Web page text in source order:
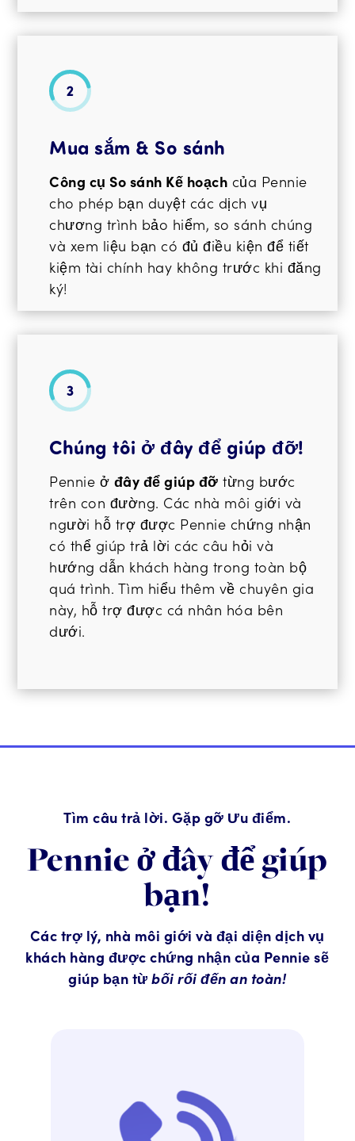
Mua sắm & So sánh
Công cụ So sánh Kế hoạch của Pennie
cho phép bạn duyệt các dịch vụ
chương trình bảo hiểm, so sánh chúng
và xem liệu bạn có đủ điều kiện để tiết
kiệm tài chính hay không trước khi đăng
ký!
Chúng tôi ở đây để giúp đỡ!
Pennie ở đây để giúp đỡ từng bước
trên con đường. Các nhà môi giới và
người hỗ trợ được Pennie chứng nhận
có thể giúp trả lời các câu hỏi và
hướng dẫn khách hàng trong toàn bộ
quá trình. Tìm hiểu thêm về chuyên gia
này, hỗ trợ được cá nhân hóa bên
dưới.
Tìm câu trả lời. Gặp gỡ Ưu điểm.
Pennie ở đây để giúp
bạn!
Các trợ lý, nhà môi giới và đại diện dịch vụ
khách hàng được chứng nhận của Pennie sẽ
giúp bạn từbối rối đến an toàn!